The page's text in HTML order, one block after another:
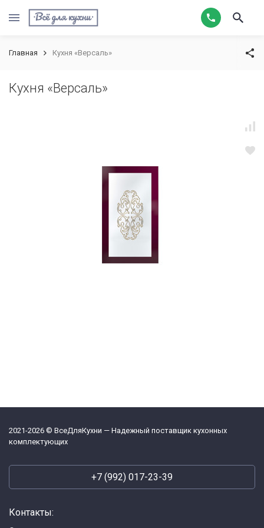
Главная Кухня «Версаль»
Кухня «Версаль»
2021-2026 © ВсеДляКухни — Надежный поставщик кухонных
комплектующих
+7 (992) 017-23-39
Контакты: